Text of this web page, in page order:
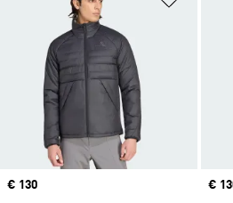
Precio
€ 130
€